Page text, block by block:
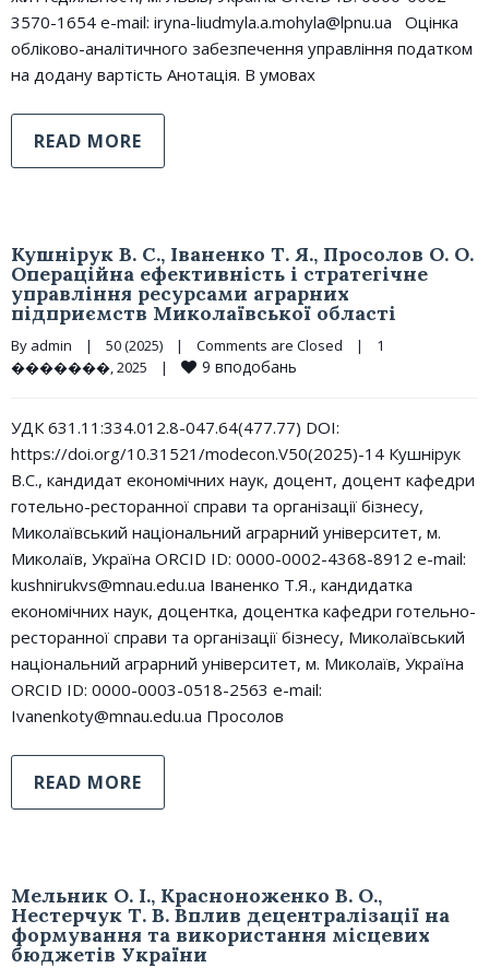
3570-1654 e-mail: iryna-liudmyla.a.mohyla@lpnu.ua Oцінка
обліково-аналітичного забезпечення управління податком
на додану вартість Анотація. В умовах
READ MORE
Кушнірук В. С., Іваненко Т. Я., Просолов О. О.
Операційна ефективність і стратегічне
управління ресурсами аграрних
підприємств Миколаївської області
By admin | 50 (2025) | Comments are Closed |
1
�������, 2025
| 9 вподобань
УДК 631.11:334.012.8-047.64(477.77) DOI:
https://doi.org/10.31521/modecon.V50(2025)-14 Кушнірук
В.С., кандидат економічних наук, доцент, доцент кафедри
готельно-ресторанної справи та організації бізнесу,
Миколаївський національний аграрний університет, м.
Миколаїв, Україна ORCID ID: 0000-0002-4368-8912 e-mail:
kushnirukvs@mnau.edu.ua Іваненко Т.Я., кандидатка
економічних наук, доцентка, доцентка кафедри готельно-
ресторанної справи та організації бізнесу, Миколаївський
національний аграрний університет, м. Миколаїв, Україна
ORCID ID: 0000-0003-0518-2563 e-mail:
Ivanenkoty@mnau.edu.ua Просолов
READ MORE
Мельник О. І., Красноноженко В. О.,
Нестерчук Т. В. Вплив децентралізації на
формування та використання місцевих
бюджетів України